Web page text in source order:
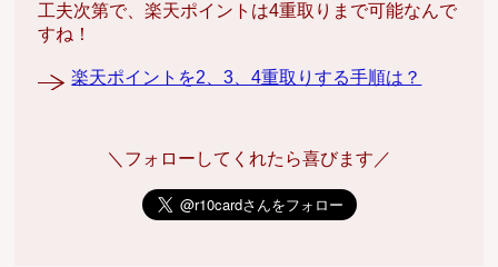
工夫次第で、楽天ポイントは4重取りまで可能なんで
すね！
楽天ポイントを2、3、4重取りする手順は？
＼フォローしてくれたら喜びます／